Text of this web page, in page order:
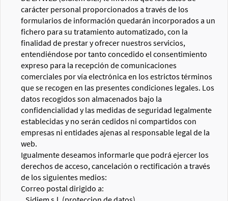
carácter personal proporcionados a través de los
formularios de información quedarán incorporados a un
fichero para su tratamiento automatizado, con la
finalidad de prestar y ofrecer nuestros servicios,
entendiéndose por tanto concedido el consentimiento
expreso para la recepción de comunicaciones
comerciales por vía electrónica en los estrictos términos
que se recogen en las presentes condiciones legales. Los
datos recogidos son almacenados bajo la
confidencialidad y las medidas de seguridad legalmente
establecidas y no serán cedidos ni compartidos con
empresas ni entidades ajenas al responsable legal de la
web.
Igualmente deseamos informarle que podrá ejercer los
derechos de acceso, cancelación o rectificación a través
de los siguientes medios:
Correo postal dirigido a: